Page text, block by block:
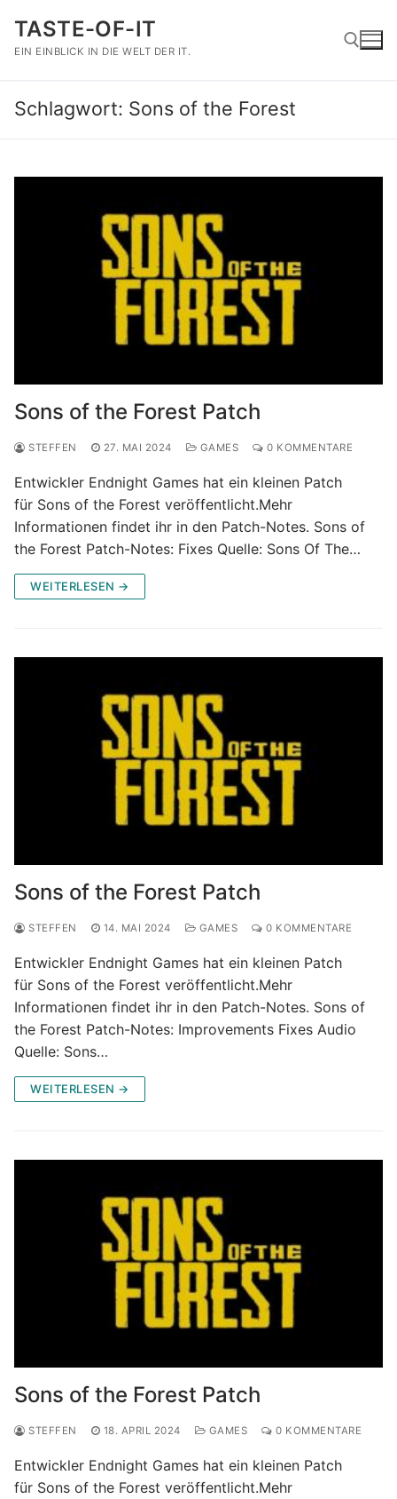
Inhalt
springen
TASTE-OF-IT
EIN EINBLICK IN DIE WELT DER IT.
Suchen nach:
Schlagwort: Sons of the Forest
Sons of the Forest Patch
STEFFEN 27. MAI 2024 GAMES 0 KOMMENTARE
Entwickler Endnight Games hat ein kleinen Patch
für Sons of the Forest veröffentlicht.Mehr
Informationen findet ihr in den Patch-Notes. Sons of
the Forest Patch-Notes: Fixes Quelle: Sons Of The…
WEITERLESEN →
Sons of the Forest Patch
STEFFEN 14. MAI 2024 GAMES 0 KOMMENTARE
Entwickler Endnight Games hat ein kleinen Patch
für Sons of the Forest veröffentlicht.Mehr
Informationen findet ihr in den Patch-Notes. Sons of
the Forest Patch-Notes: Improvements Fixes Audio
Quelle: Sons…
WEITERLESEN →
Sons of the Forest Patch
STEFFEN 18. APRIL 2024 GAMES 0 KOMMENTARE
Entwickler Endnight Games hat ein kleinen Patch
für Sons of the Forest veröffentlicht.Mehr